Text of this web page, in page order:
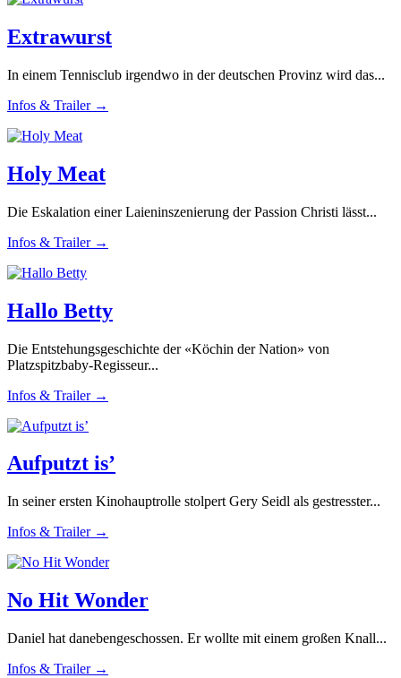
Extrawurst
In einem Tennisclub irgendwo in der deutschen Provinz wird das...
Infos & Trailer →
Holy Meat
Die Eskalation einer Laieninszenierung der Passion Christi lässt...
Infos & Trailer →
Hallo Betty
Die Entstehungsgeschichte der «Köchin der Nation» von
Platzspitzbaby-Regisseur...
Infos & Trailer →
Aufputzt is’
In seiner ersten Kinohauptrolle stolpert Gery Seidl als gestresster...
Infos & Trailer →
No Hit Wonder
Daniel hat danebengeschossen. Er wollte mit einem großen Knall...
Infos & Trailer →